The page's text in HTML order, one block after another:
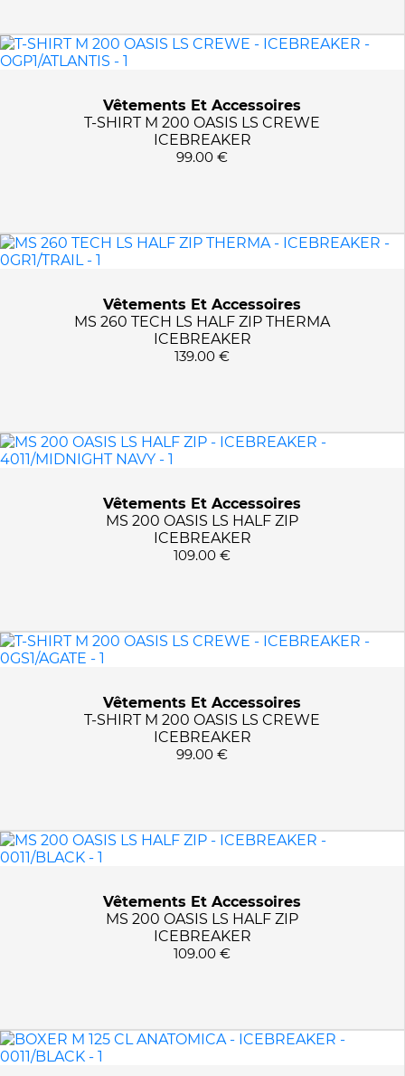
Vêtements Et Accessoires
T-SHIRT M 200 OASIS LS CREWE
ICEBREAKER
99.00 €
Vêtements Et Accessoires
MS 260 TECH LS HALF ZIP THERMA
ICEBREAKER
139.00 €
Vêtements Et Accessoires
MS 200 OASIS LS HALF ZIP
ICEBREAKER
109.00 €
Vêtements Et Accessoires
T-SHIRT M 200 OASIS LS CREWE
ICEBREAKER
99.00 €
Vêtements Et Accessoires
MS 200 OASIS LS HALF ZIP
ICEBREAKER
109.00 €